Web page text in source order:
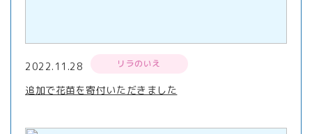
2022.11.28 リラのいえ
追加で花苗を寄付いただきました